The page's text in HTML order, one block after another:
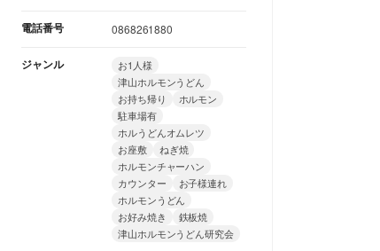
電話番号 0868261880
ジャンル
お1人様
津山ホルモンうどん
お持ち帰り
ホルモン
駐車場有
ホルうどんオムレツ
お座敷
ねぎ焼
ホルモンチャーハン
カウンター
お子様連れ
ホルモンうどん
お好み焼き
鉄板焼
津山ホルモンうどん研究会